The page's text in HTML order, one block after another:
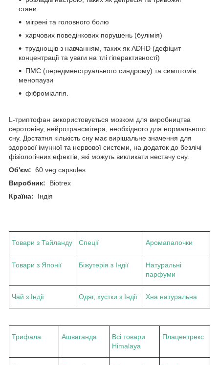
стани
мігрені та головного болю
харчових поведінкових порушень (булімія)
труднощів з навчанням, таких як ADHD (дефіцит
концентрації та уваги на тлі гіперактивності)
ПМС (передменструального синдрому) та симптомів
менопаузи
фіброміалгія.
L-триптофан використовується мозком для виробництва
серотоніну, нейротрансмітера, необхідного для нормального
сну. Достатня кількість сну має вирішальне значення для
здорової імунної та нервової системи, на додаток до безлічі
фізіологічних ефектів, які можуть викликати нестачу сну.
Об'єм: 60 veg.capsules
Виробник: Biotrex
Країна: Індія
Товари з Тайланду Спеції Аромапалочки
Товари з Японії Біжутерія з Індії
Натуральні
парфуми
Чай з Індії Одяг, хустки з Індії Хна натуральна
Трифала Ашваганда
Всі товари
Himalaya
Плацентрекс